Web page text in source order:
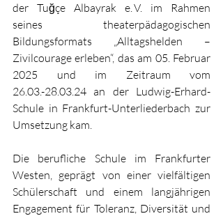
der Tuğçe Albayrak e. V. im Rahmen
seines theaterpädagogischen
Bildungsformats „Alltagshelden –
Zivilcourage erleben“, das am 05. Februar
26.03.-28.03.24 an der Ludwig-Erhard-
Schule in Frankfurt-Unterliederbach zur
Umsetzung kam.
Die berufliche Schule im Frankfurter
Westen, geprägt von einer vielfältigen
Schülerschaft und einem langjährigen
Engagement für Toleranz, Diversität und